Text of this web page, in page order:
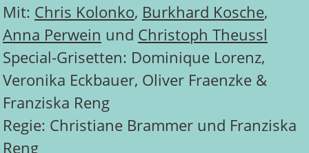
Mit: Chris Kolonko, Burkhard Kosche,
Anna Perwein und Christoph Theussl
Special-Grisetten: Dominique Lorenz,
Veronika Eckbauer, Oliver Fraenzke &
Franziska Reng
Regie: Christiane Brammer und Franziska
Reng